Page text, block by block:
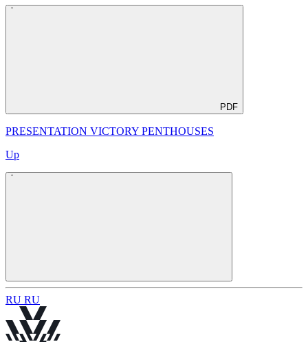
PDF
PRESENTATION VICTORY PENTHOUSES
Up
RU RU